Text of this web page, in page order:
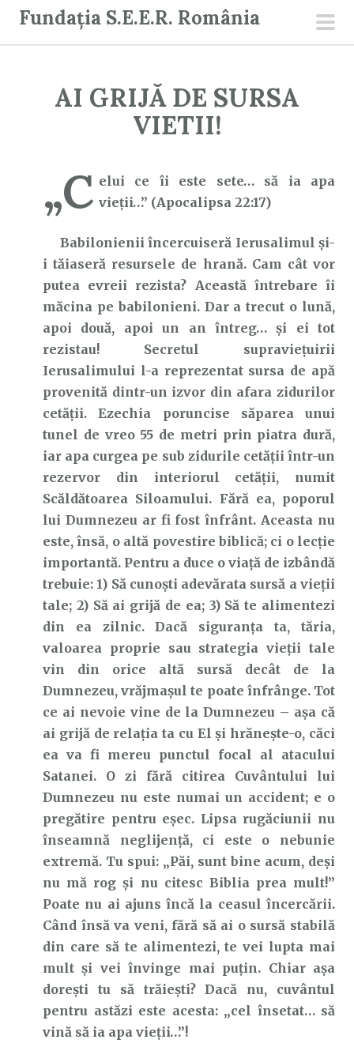
Fundația S.E.E.R. România
AI GRIJĂ DE SURSA
VIETII!
„C elui ce îi este sete… să ia apa
vieţii…” (Apocalipsa 22:17)
Babilonienii încercuiseră Ierusalimul și-
i tăiaseră resursele de hrană. Cam cât vor
putea evreii rezista? Această întrebare îi
măcina pe babilonieni. Dar a trecut o lună,
apoi două, apoi un an întreg… și ei tot
rezistau! Secretul supraviețuirii
Ierusalimului l-a reprezentat sursa de apă
provenită dintr-un izvor din afara zidurilor
cetății. Ezechia poruncise săparea unui
tunel de vreo 55 de metri prin piatra dură,
iar apa curgea pe sub zidurile cetății într-un
rezervor din interiorul cetății, numit
Scăldătoarea Siloamului. Fără ea, poporul
lui Dumnezeu ar fi fost înfrânt. Aceasta nu
este, însă, o altă povestire biblică; ci o lecție
importantă. Pentru a duce o viață de izbândă
trebuie: 1) Să cunoști adevărata sursă a vieții
tale; 2) Să ai grijă de ea; 3) Să te alimentezi
din ea zilnic. Dacă siguranța ta, tăria,
valoarea proprie sau strategia vieții tale
vin din orice altă sursă decât de la
Dumnezeu, vrăjmașul te poate înfrânge. Tot
ce ai nevoie vine de la Dumnezeu – așa că
ai grijă de relația ta cu El și hrănește-o, căci
ea va fi mereu punctul focal al atacului
Satanei. O zi fără citirea Cuvântului lui
Dumnezeu nu este numai un accident; e o
pregătire pentru eșec. Lipsa rugăciunii nu
înseamnă neglijență, ci este o nebunie
extremă. Tu spui: „Păi, sunt bine acum, deși
nu mă rog și nu citesc Biblia prea mult!”
Poate nu ai ajuns încă la ceasul încercării.
Când însă va veni, fără să ai o sursă stabilă
din care să te alimentezi, te vei lupta mai
mult și vei învinge mai puțin. Chiar așa
dorești tu să trăiești? Dacă nu, cuvântul
pentru astăzi este acesta: „cel însetat… să
vină să ia apa vieţii…”!